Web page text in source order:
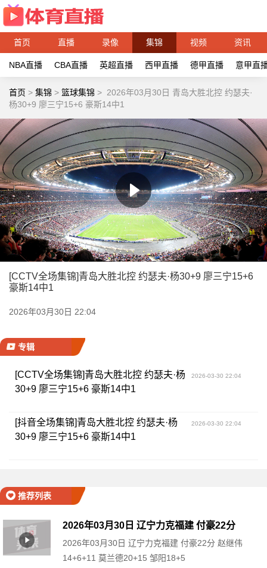
首页 直播 录像 集锦 视频 资讯
NBA直播 CBA直播 英超直播 西甲直播 德甲直播 意甲直
首页 > 集锦 > 篮球集锦 > 2026年03月30日 青岛大胜北控 约瑟夫·
杨30+9 廖三宁15+6 豪斯14中1
[CCTV全场集锦]青岛大胜北控 约瑟夫·杨30+9 廖三宁15+6
豪斯14中1
2026年03月30日 22:04
专辑
[CCTV全场集锦]青岛大胜北控 约瑟夫·杨
30+9 廖三宁15+6 豪斯14中1
2026-03-30 22:04
[抖音全场集锦]青岛大胜北控 约瑟夫·杨
30+9 廖三宁15+6 豪斯14中1
2026-03-30 22:04
推荐列表
2026年03月30日 辽宁力克福建 付豪22分
赵继伟14+6+11 莫兰德20+15 邹阳18+5
2026年03月30日 辽宁力克福建 付豪22分 赵继伟
14+6+11 莫兰德20+15 邹阳18+5